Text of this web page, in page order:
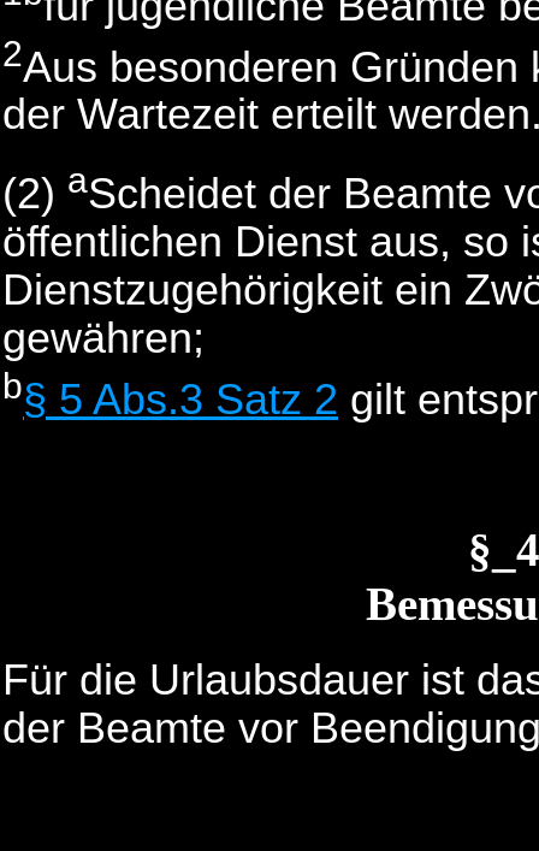
2Aus besonderen Gründen
der Wartezeit erteilt
(2) aScheidet der Beamte
öffentlichen Dienst aus, so
Dienstzugehörigkeit ein
gewähren;
b§ 5 Abs.3 Satz 2 gilt
Für die Urlaubsdauer ist
der Beamte vor